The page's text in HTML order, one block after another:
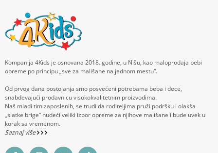
Kompanija 4Kids je osnovana 2018. godine, u Nišu, kao maloprodaja bebi
opreme po principu „sve za mališane na jednom mestu“.
Od prvog dana postojanja smo posvećeni potrebama beba i dece,
snabdevajući prodavnicu visokokvalitetnim proizvodima.
Naš mladi tim zaposlenih, se trudi da roditeljima pruži podršku i olakša
„slatke brige“ nudeći veliki izbor opreme za njihove mališane i bude uvek u
korak sa vremenom.
Saznaj više